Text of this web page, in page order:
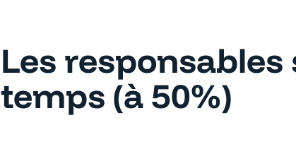
Les
temps (à 50%)